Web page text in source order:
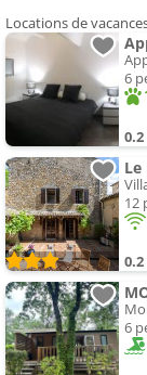
Locations de
6
12
6